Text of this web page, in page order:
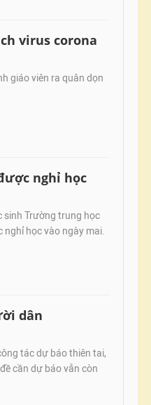
virus corona
giáo viên ra quân dọn
nghỉ học
sinh Trường trung học
nghỉ học vào ngày mai.
dân
tác dự báo thiên tai,
cần dự báo vẫn còn